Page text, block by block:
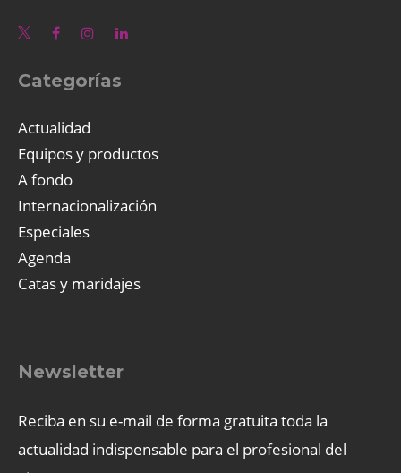
Categorías
Actualidad
Equipos y productos
A fondo
Internacionalización
Especiales
Agenda
Catas y maridajes
Newsletter
Reciba en su e-mail de forma gratuita toda la
actualidad indispensable para el profesional del